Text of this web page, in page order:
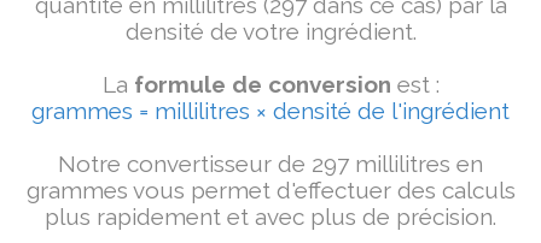
densité de votre ingrédient.
La formule de conversion est :
grammes = millilitres × densité de l'ingrédient
Notre convertisseur de 297 millilitres en
grammes vous permet d'effectuer des calculs
plus rapidement et avec plus de précision.